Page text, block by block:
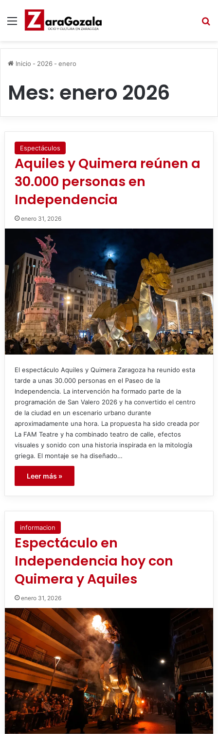
Menú
Inicio - 2026 - enero
Mes: enero 2026
Espectáculos
Aquiles y Quimera reúnen a
30.000 personas en
Independencia
enero 31, 2026
El espectáculo Aquiles y Quimera Zaragoza ha reunido esta
tarde a unas 30.000 personas en el Paseo de la
Independencia. La intervención ha formado parte de la
programación de San Valero 2026 y ha convertido el centro
de la ciudad en un escenario urbano durante
aproximadamente una hora. La propuesta ha sido creada por
La FAM Teatre y ha combinado teatro de calle, efectos
visuales y sonido con una historia inspirada en la mitología
griega. El montaje se ha diseñado…
Leer más »
informacion
Espectáculo en
Independencia hoy con
Quimera y Aquiles
enero 31, 2026